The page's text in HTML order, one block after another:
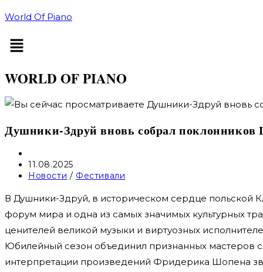
Перейти
содержимому
World Of Piano
Меню
WORLD OF PIANO
Душники-Здруй вновь собрал
записи:
Запись
опубликована:
11.08.2025
Рубрика
Новости / Фестивали
В Душники-Здруй, в историческом сердце
форум мира и одна из самых значимых культурных
ценителей великой музыки и виртуозных
Юбилейный сезон объединил признанных мастеров
интерпретации произведений Фридерика Шопена